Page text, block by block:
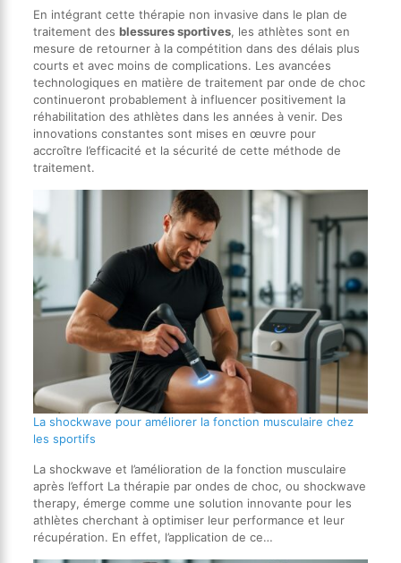
En intégrant cette thérapie non invasive dans le plan de
traitement des blessures sportives, les athlètes sont en
mesure de retourner à la compétition dans des délais plus
courts et avec moins de complications. Les avancées
technologiques en matière de traitement par onde de choc
continueront probablement à influencer positivement la
réhabilitation des athlètes dans les années à venir. Des
innovations constantes sont mises en œuvre pour
accroître l’efficacité et la sécurité de cette méthode de
traitement.
La shockwave pour améliorer la fonction musculaire chez
les sportifs
La shockwave et l’amélioration de la fonction musculaire
après l’effort La thérapie par ondes de choc, ou shockwave
therapy, émerge comme une solution innovante pour les
athlètes cherchant à optimiser leur performance et leur
récupération. En effet, l’application de ce…